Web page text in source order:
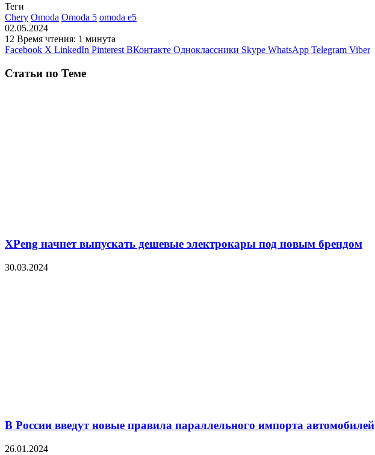
Теги
Chery Omoda Omoda 5 omoda e5
02.05.2024
12 Время чтения: 1 минута
Facebook X LinkedIn Pinterest ВКонтакте Одноклассники Skype WhatsApp Telegram Viber
Статьи по Теме
XPeng начнет выпускать дешевые электрокары под новым брендом
30.03.2024
В России введут новые правила параллельного импорта автомобилей
26.01.2024